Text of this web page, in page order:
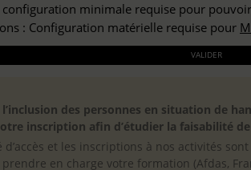
configuration minimale requise pour
: Configuration matérielle requise pour
l’inclusion des personnes en situation de
inscription afin d’étudier la faisabilité
et les inscriptions à nos activités
en charge votre formation (Afdas,